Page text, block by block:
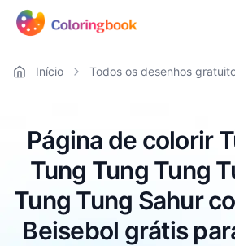
Início Todos os desenhos
Página de colorir
Tung Tung Tung
Tung Tung Sahur
Beisebol grátis